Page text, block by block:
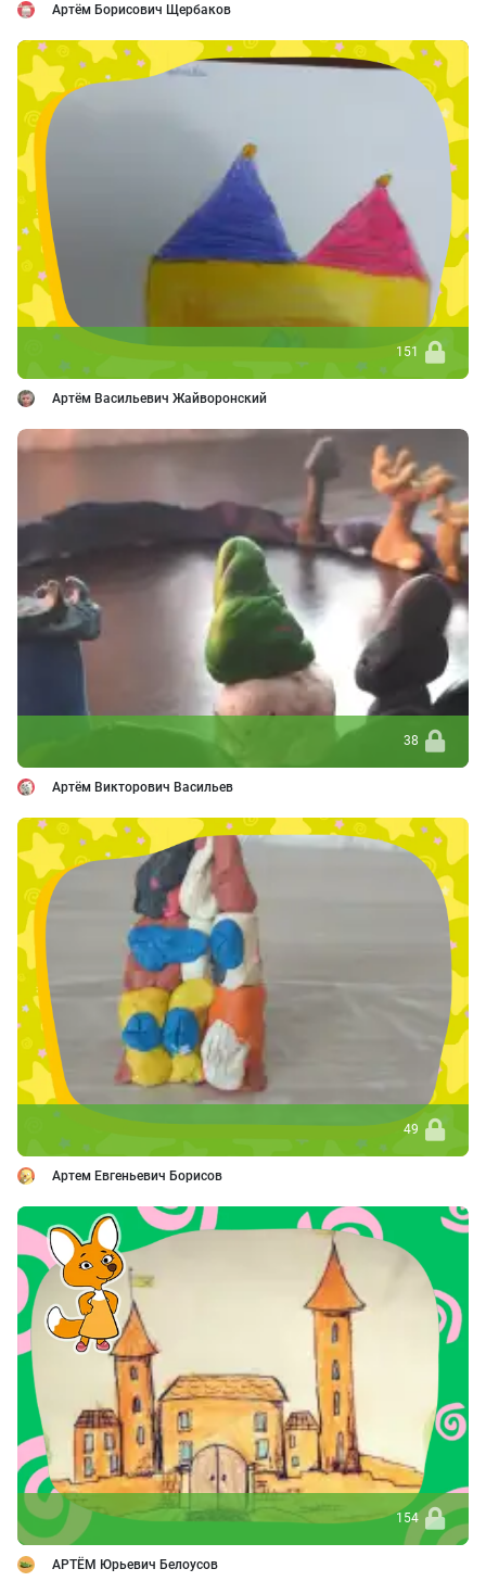
Артём Борисович Щербаков
151
Артём Васильевич Жайворонский
38
Артём Викторович Васильев
49
Артем Евгеньевич Борисов
154
АРТЁМ Юрьевич Белоусов